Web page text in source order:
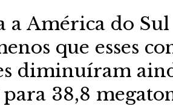
a América do
que esses
diminuíram
38,8